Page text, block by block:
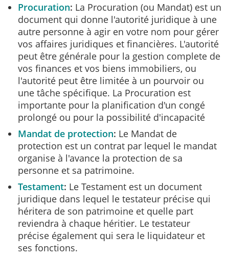
Procuration La Procuration (ou Mandat) est un
document qui donne l'autorité juridique à une
autre personne à agir en votre nom pour gérer
vos affaires juridiques et financières. L'autorité
peut être générale pour la gestion complete de
vos finances et vos biens immobiliers, ou
l'autorité peut être limitée à un pourvoir ou
une tâche spécifique. La Procuration est
importante pour la planification d'un congé
prolongé ou pour la possibilité d'incapacité
Mandat de protection Le Mandat de
protection est un contrat par lequel le mandat
organise à l'avance la protection de sa
personne et sa patrimoine.
Testament Le Testament est un document
juridique dans lequel le testateur précise qui
héritera de son patrimoine et quelle part
reviendra à chaque héritier. Le testateur
précise également qui sera le liquidateur et
ses fonctions.